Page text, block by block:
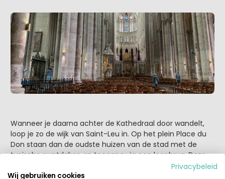
Wanneer je daarna achter de Kathedraal door wandelt,
loop je zo de wijk van Saint-Leu in. Op het plein Place du
Don staan dan de oudste huizen van de stad met de
typische puntdaken en toegang via een loopbrug. Deze
huizen waren in de 17e eeuw vaak ook werkplaatsen of
werden gebruikt als marktkraam voor handelaars. De
Privacybeleid
Wij gebruiken cookies